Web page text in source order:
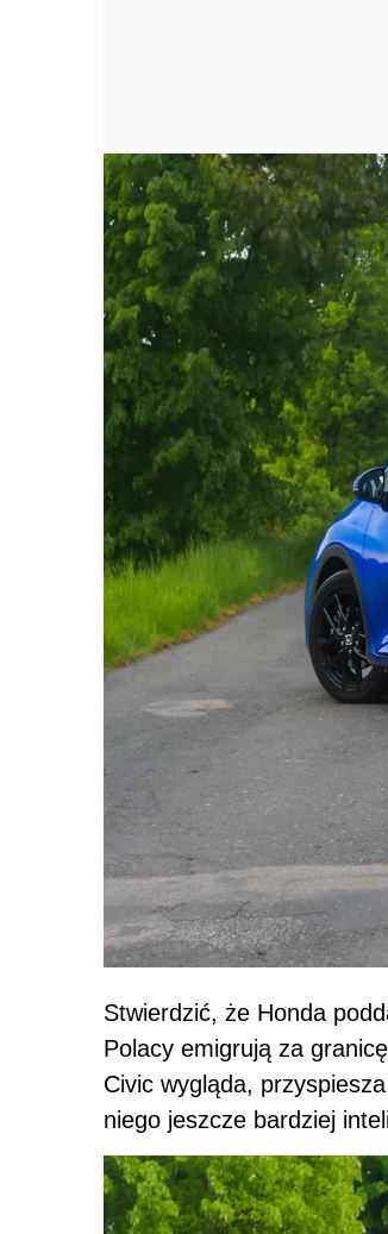
Stwierdzić, że Honda
Polacy emigrują za
Civic wygląda,
niego jeszcze bardziej